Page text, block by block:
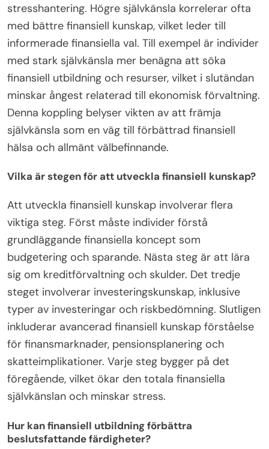
stresshantering. Högre självkänsla korrelerar ofta
med bättre finansiell kunskap, vilket leder till
informerade finansiella val. Till exempel är individer
med stark självkänsla mer benägna att söka
finansiell utbildning och resurser, vilket i slutändan
minskar ångest relaterad till ekonomisk förvaltning.
Denna koppling belyser vikten av att främja
självkänsla som en väg till förbättrad finansiell
hälsa och allmänt välbefinnande.
Vilka är stegen för att utveckla finansiell kunskap?
Att utveckla finansiell kunskap involverar flera
viktiga steg. Först måste individer förstå
grundläggande finansiella koncept som
budgetering och sparande. Nästa steg är att lära
sig om kreditförvaltning och skulder. Det tredje
steget involverar investeringskunskap, inklusive
typer av investeringar och riskbedömning. Slutligen
inkluderar avancerad finansiell kunskap förståelse
för finansmarknader, pensionsplanering och
skatteimplikationer. Varje steg bygger på det
föregående, vilket ökar den totala finansiella
självkänslan och minskar stress.
Hur kan finansiell utbildning förbättra
beslutsfattande färdigheter?